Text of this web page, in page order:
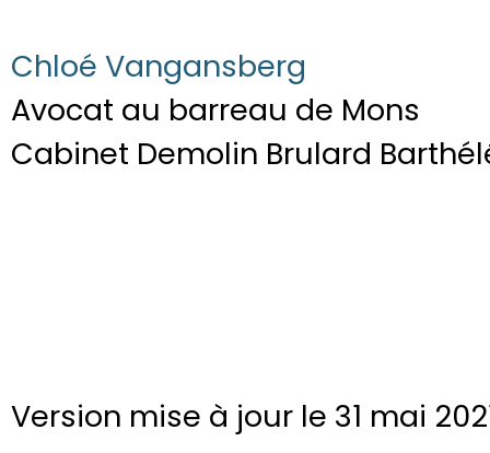
Chloé Vangansberg
Avocat au barreau de Mons
Cabinet Demolin Brulard
Version mise à jour le 31 mai